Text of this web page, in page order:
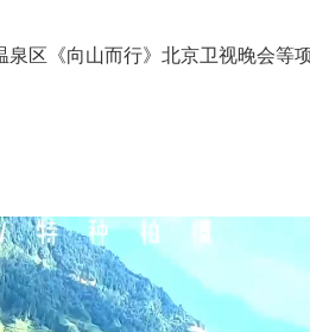
区《向山而行》北京卫视晚会等项